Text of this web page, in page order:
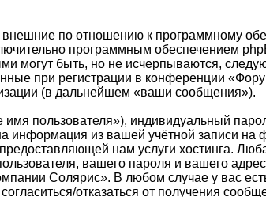
по отношению к программному
программным обеспечением
могут быть, но не исчерпываются,
при регистрации в конференции
(в дальнейшем «ваши сообщения»).
пользователя»), индивидуальный
информация из вашей учётной записи на
нам услуги хостинга.
вашего пароля и вашего
Солярис». В любом случае у вас
отказаться от получения